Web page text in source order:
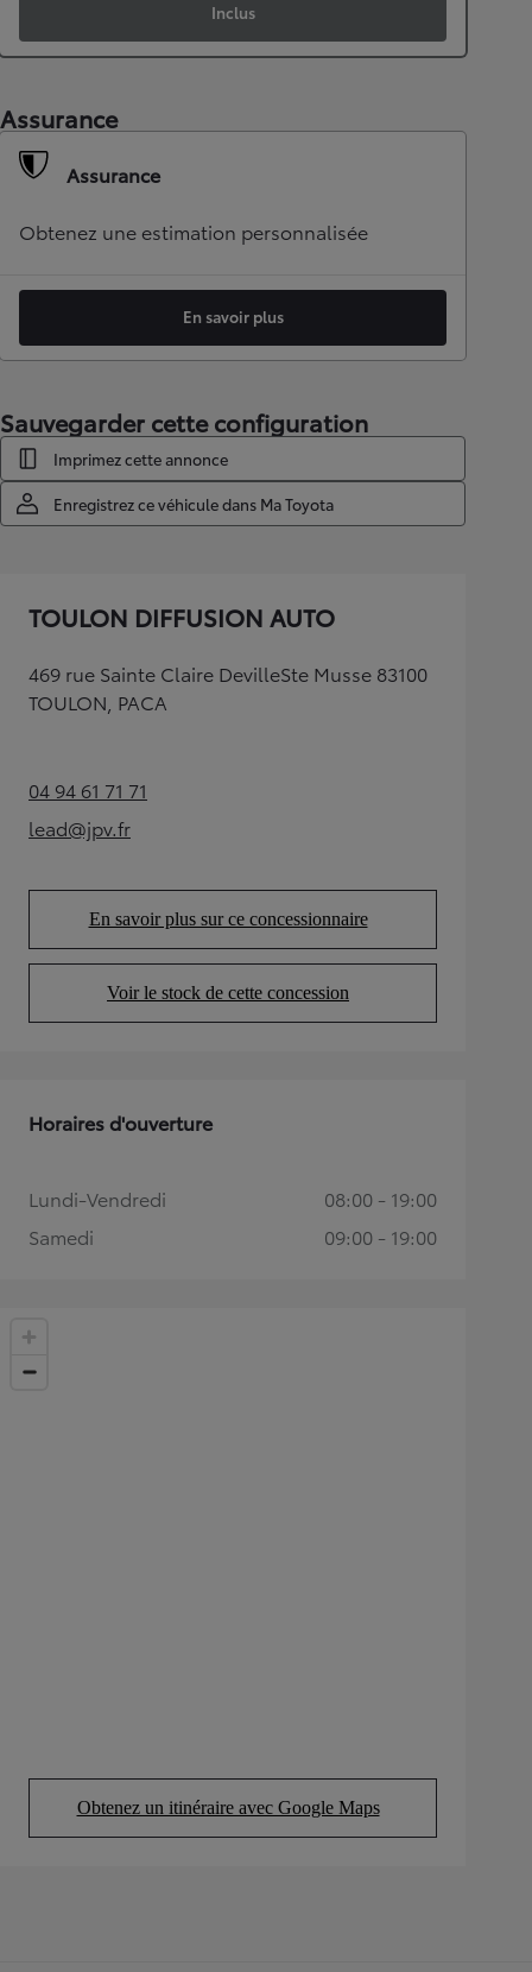
Inclus
Assurance
Assurance
Obtenez une estimation personnalisée
En savoir plus
Sauvegarder cette configuration
Imprimez cette annonce
Enregistrez ce véhicule dans Ma Toyota
TOULON DIFFUSION AUTO
469 rue Sainte Claire DevilleSte Musse 83100
TOULON, PACA
04 94 61 71 71(Opens in new tab)
lead@jpv.fr(Opens in new tab)
En savoir plus sur ce concessionnaire
(Opens in new tab)
Voir le stock de cette concession
(Opens in new tab)
Obtenez un itinéraire avec Google Maps
(Opens in new tab)
Horaires d'ouverture
Lundi-Vendredi
08:00 - 19:00
Samedi
09:00 - 19:00